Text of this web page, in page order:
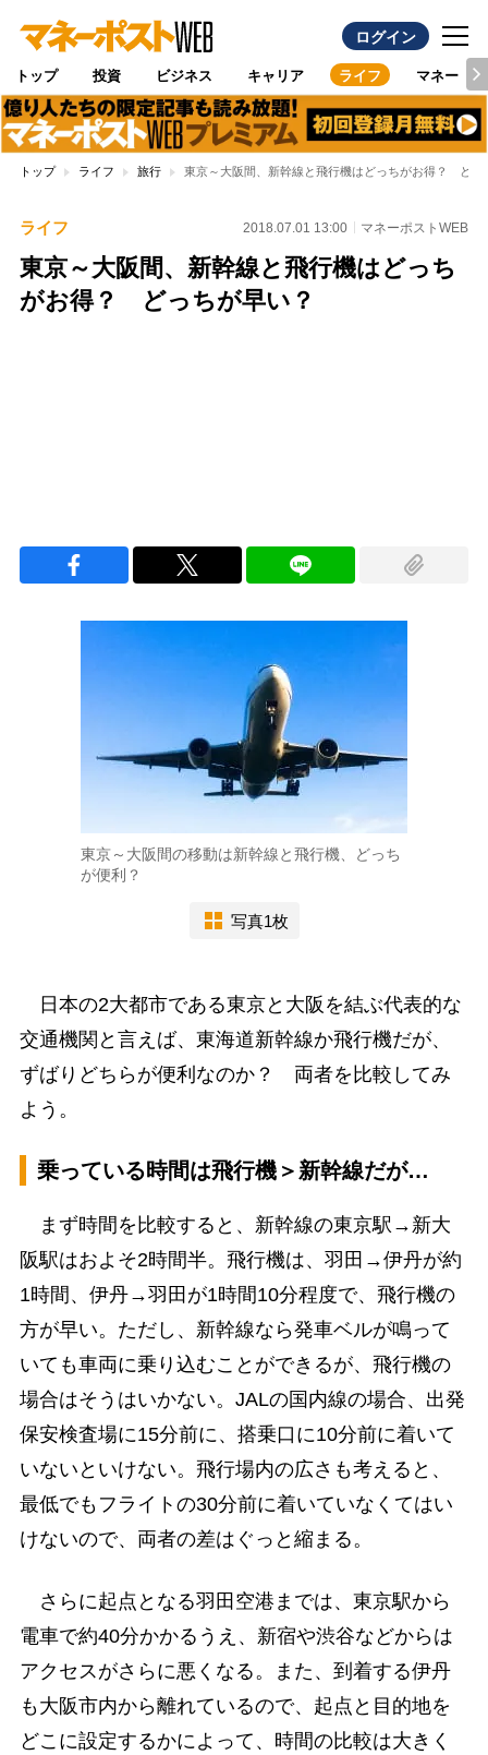
ログイン
トップ 投資 ビジネス キャリア ライフ マネー
トップ ライフ 旅行 東京～大阪間、新幹線と飛行機はどっちがお得？ どっ
ライフ 2018.07.01 13:00 マネーポストWEB
東京～大阪間、新幹線と飛行機はどっち
がお得？ どっちが早い？
東京～大阪間の移動は新幹線と飛行機、どっち
が便利？
写真1枚
日本の2大都市である東京と大阪を結ぶ代表的な
交通機関と言えば、東海道新幹線か飛行機だが、
ずばりどちらが便利なのか？ 両者を比較してみ
よう。
乗っている時間は飛行機＞新幹線だが…
まず時間を比較すると、新幹線の東京駅→新大
阪駅はおよそ2時間半。飛行機は、羽田→伊丹が約
1時間、伊丹→羽田が1時間10分程度で、飛行機の
方が早い。ただし、新幹線なら発車ベルが鳴って
いても車両に乗り込むことができるが、飛行機の
場合はそうはいかない。JALの国内線の場合、出発
保安検査場に15分前に、搭乗口に10分前に着いて
いないといけない。飛行場内の広さも考えると、
最低でもフライトの30分前に着いていなくてはい
けないので、両者の差はぐっと縮まる。
さらに起点となる羽田空港までは、東京駅から
電車で約40分かかるうえ、新宿や渋谷などからは
アクセスがさらに悪くなる。また、到着する伊丹
も大阪市内から離れているので、起点と目的地を
どこに設定するかによって、時間の比較は大きく